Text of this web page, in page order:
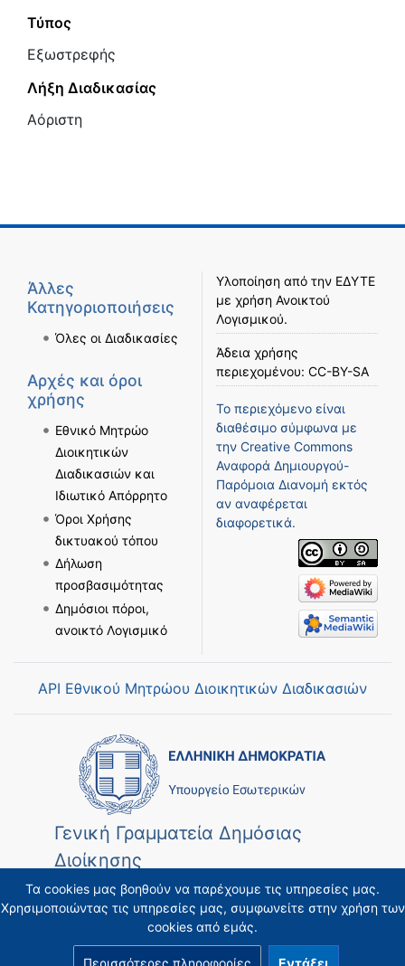
Τύπος
Εξωστρεφής
Λήξη Διαδικασίας
Αόριστη
Τα cookies μας βοηθούν να παρέχουμε τις υπηρεσίες μας.
Χρησιμοποιώντας τις υπηρεσίες μας, συμφωνείτε στην χρήση των
cookies από εμάς.
Περισσότερες πληροφορίες Εντάξει
Άλλες
Κατηγοριοποιήσεις
Όλες οι Διαδικασίες
Αρχές και όροι
χρήσης
Εθνικό Μητρώο
Διοικητικών
Διαδικασιών και
Ιδιωτικό Απόρρητο
Όροι Χρήσης
δικτυακού τόπου
Δήλωση
προσβασιμότητας
Δημόσιοι πόροι,
ανοικτό Λογισμικό
Υλοποίηση από την ΕΔΥΤΕ
με χρήση Ανοικτού
Λογισμικού.
Άδεια χρήσης
περιεχομένου: CC-BY-SA
Το περιεχόμενο είναι
διαθέσιμο σύμφωνα με
την Creative Commons
Αναφορά Δημιουργού-
Παρόμοια Διανομή εκτός
αν αναφέρεται
διαφορετικά.
API Εθνικού Μητρώου Διοικητικών Διαδικασιών
Γενική Γραμματεία Δημόσιας
Διοίκησης